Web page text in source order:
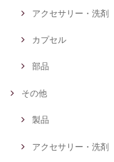
アクセサリー・洗剤
カプセル
部品
その他
製品
アクセサリー・洗剤